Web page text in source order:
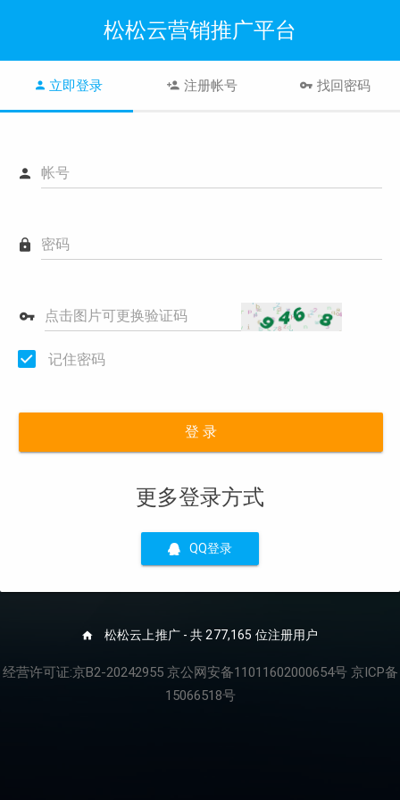
松松云营销推广平台
立即登录 注册帐号 找回密码
帐号
密码
点击图片可更换验证码
记住密码
登 录
更多登录方式
QQ登录
松松云上推广 - 共 277,165 位注册用户
经营许可证:京B2-20242955 京公网安备11011602000654号 京ICP备
15066518号